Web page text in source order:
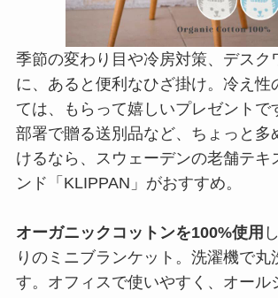
季節の変わり目や冷房対策、デスク
に、あると便利なひざ掛け。冷え性
ては、もらって嬉しいプレゼントで
部署で贈る送別品など、ちょっと多
けるなら、スウェーデンの老舗テキ
ンド「KLIPPAN」がおすすめ。
オーガニックコットンを100%使用
りのミニブランケット。洗濯機で丸
す。オフィスで使いやすく、オール